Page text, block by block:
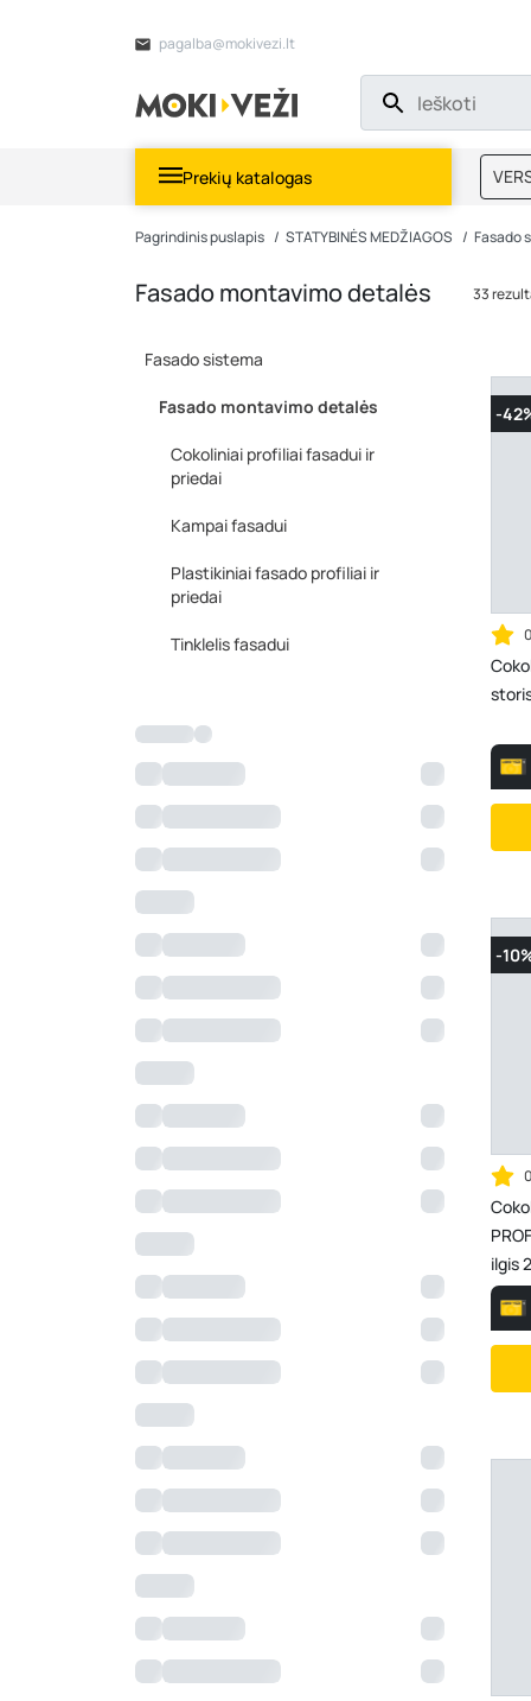
pagalba@mokivezi.lt
Prekių katalogas
Pagrindinis puslapis STATYBINĖS MEDŽIAGOS Fasado
Fasado montavimo detalės
Fasado sistema
Fasado montavimo detalės
Cokoliniai profiliai fasadui ir
priedai
Kampai fasadui
Plastikiniai fasado profiliai ir
priedai
Tinklelis fasadui
33
-
-
ilgis